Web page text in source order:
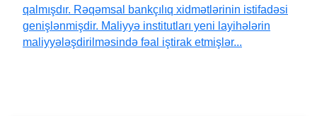
qalmışdır. Rəqəmsal bankçılıq xidmətlərinin istifadəsi
genişlənmişdir. Maliyyə institutları yeni layihələrin
maliyyələşdirilməsində fəal iştirak etmişlər...